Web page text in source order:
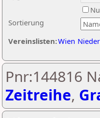
Sortierung
Vereinslisten:Wien
Pnr:144816
Zeitreihe,